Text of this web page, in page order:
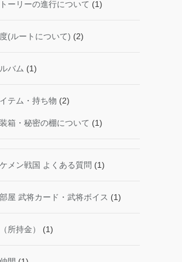
ーリーの進行について (1)
(ルートについて) (2)
バム (1)
テム・持ち物 (2)
箱・秘密の棚について (1)
メン戦国 よくある質問 (1)
屋 武将カード・武将ボイス (1)
所持金） (1)